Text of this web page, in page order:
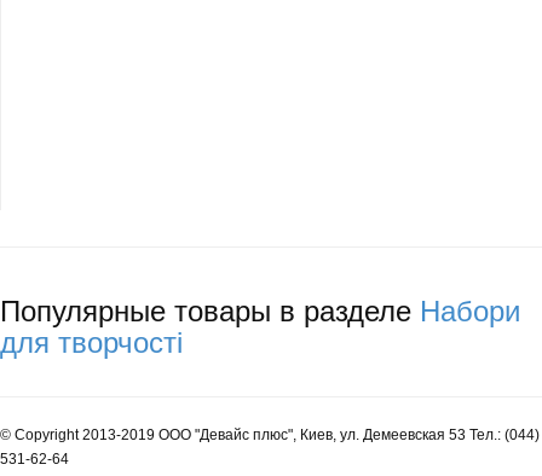
Популярные товары в разделе Набори
для творчості
© Copyright 2013-2019 ООО "Девайс плюс", Киев, ул. Демеевская 53 Тел.: (044)
531-62-64